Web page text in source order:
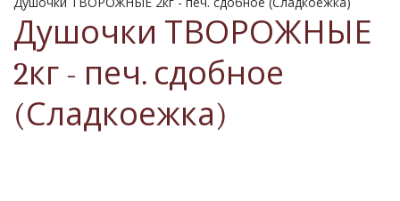
Душочки ТВОРОЖНЫЕ
2кг - печ. сдобное
(Сладкоежка)